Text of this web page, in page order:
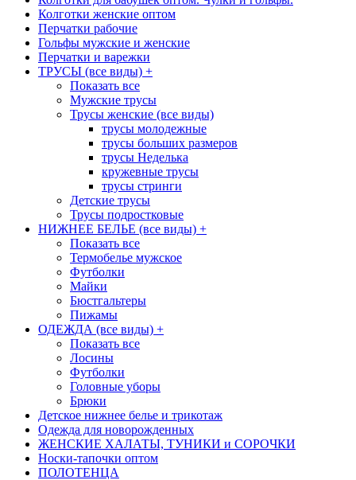
Колготки женские оптом
Перчатки рабочие
Гольфы мужские и женские
Перчатки и варежки
ТРУСЫ (все виды) +
Показать все
Мужские трусы
Трусы женские (все виды)
трусы молодежные
трусы больших размеров
трусы Неделька
кружевные трусы
трусы стринги
Детские трусы
Трусы подростковые
НИЖНЕЕ БЕЛЬЕ (все виды) +
Показать все
Термобелье мужское
Футболки
Майки
Бюстгальтеры
Пижамы
ОДЕЖДА (все виды) +
Показать все
Лосины
Футболки
Головные уборы
Брюки
Детское нижнее белье и трикотаж
Одежда для новорожденных
ЖЕНСКИЕ ХАЛАТЫ, ТУНИКИ и СОРОЧКИ
Носки-тапочки оптом
ПОЛОТЕНЦА